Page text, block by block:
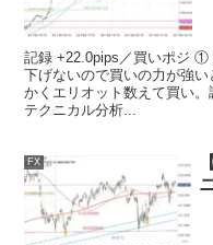
記録 +22.0pips／買いポジ ①
下げないので買いの力が強
かくエリオット数えて買い。
テクニカル分析...
FX